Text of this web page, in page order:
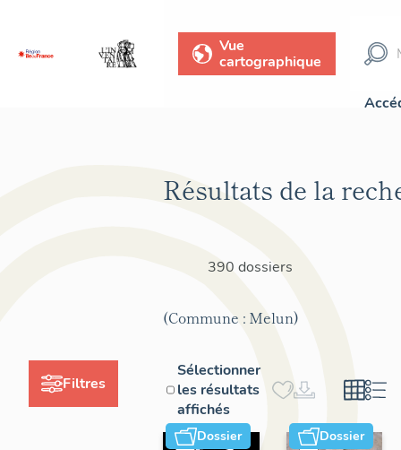
Vue
cartographique
Filtres
Résultats de la
390 dossiers
(Commune : Melun)
Sélectionner
les résultats
affichés
Dossier Dossier